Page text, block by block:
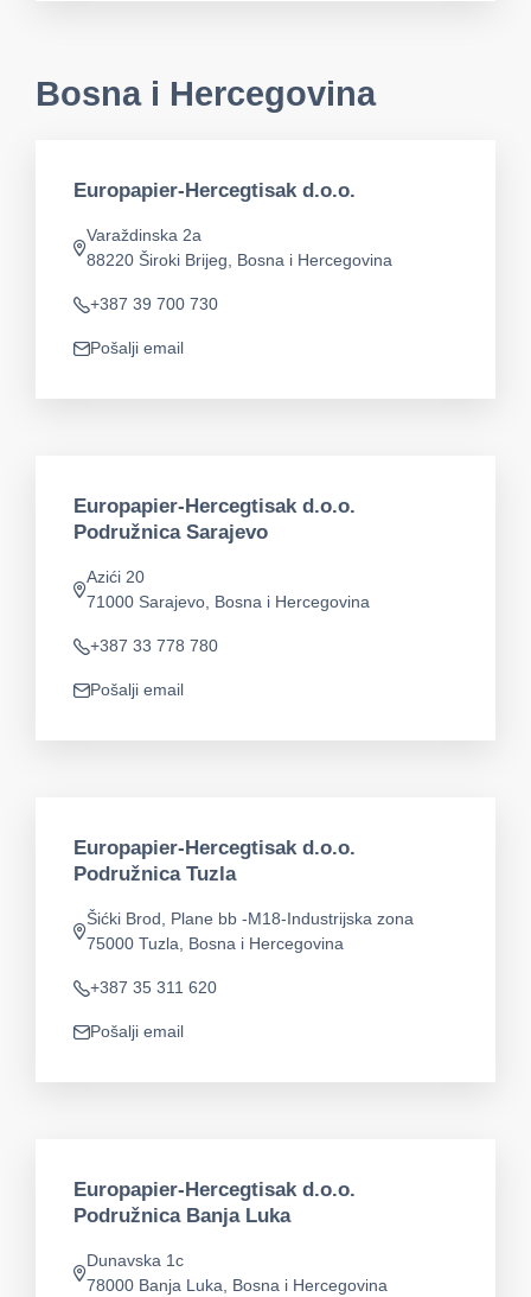
Bosna i Hercegovina
Europapier-Hercegtisak d.o.o.
app.address
Varaždinska 2a
88220 Široki Brijeg, Bosna i Hercegovina
Telefon
+387 39 700 730
app.mail
Pošalji email
Europapier-Hercegtisak d.o.o.
Podružnica Sarajevo
app.address
Azići 20
71000 Sarajevo, Bosna i Hercegovina
Telefon
+387 33 778 780
app.mail
Pošalji email
Europapier-Hercegtisak d.o.o.
Podružnica Tuzla
app.address
Šićki Brod, Plane bb -M18-Industrijska zona
75000 Tuzla, Bosna i Hercegovina
Telefon
+387 35 311 620
app.mail
Pošalji email
Europapier-Hercegtisak d.o.o.
Podružnica Banja Luka
app.address
Dunavska 1c
78000 Banja Luka, Bosna i Hercegovina